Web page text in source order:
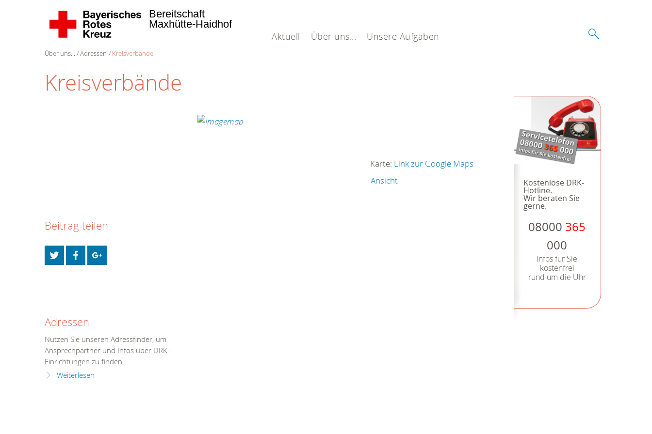
Aktuell Über uns... Unsere Aufgaben
Bereitschaft
Maxhütte-Haidhof
Über uns... Adressen Kreisverbände
Kreisverbände
Kostenlose DRK-
Hotline.
Wir beraten Sie
gerne.
08000 365
000
Infos für Sie
kostenfrei
rund um die Uhr
Karte: Link zur Google Maps
Ansicht
Beitrag teilen
Adressen
Nutzen Sie unseren Adressfinder, um
Ansprechpartner und Infos über DRK-
Einrichtungen zu finden.
Weiterlesen